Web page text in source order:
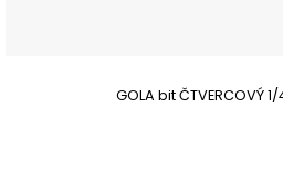
GOLA bit ČTVERCOVÝ